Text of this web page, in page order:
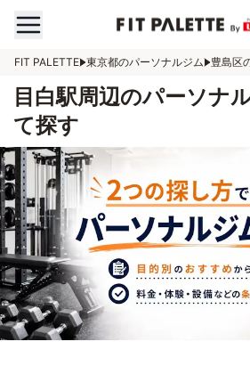
FIT PALETTE 東京都のパーソナルジム 豊島区
目白駅周辺のパーソナ
て探す